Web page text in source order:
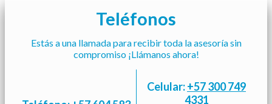
Teléfonos
Estás a una llamada para recibir toda la asesoría sin
compromiso ¡Llámanos ahora!
Celular:+57 300 749
4331